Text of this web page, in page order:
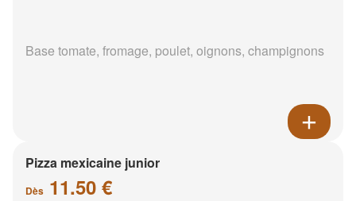
Base tomate, fromage, poulet, oignons, champignons
Pizza mexicaine junior
Dès 11.50 €